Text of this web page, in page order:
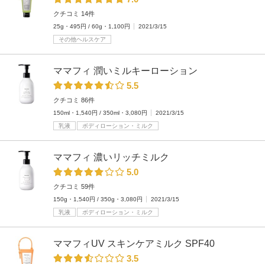
クチコミ 14件
25g・495円 / 60g・1,100円
2021/3/15
その他ヘルスケア
ママフィ 潤いミルキーローション
5.5
クチコミ 86件
150ml・1,540円 / 350ml・3,080円
2021/3/15
乳液
ボディローション・ミルク
ママフィ 濃いリッチミルク
5.0
クチコミ 59件
150g・1,540円 / 350g・3,080円
2021/3/15
乳液
ボディローション・ミルク
ママフィUV スキンケアミルク SPF40
3.5